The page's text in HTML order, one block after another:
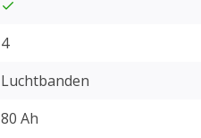
4
Luchtbanden
80 Ah